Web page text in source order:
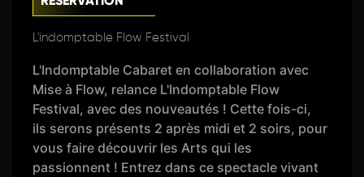
L'indomptable Flow Festival
L'Indomptable Cabaret en collaboration avec
Mise à Flow, relance L'Indomptable Flow
Festival, avec des nouveautés ! Cette fois-ci,
ils serons présents 2 après midi et 2 soirs, pour
vous faire découvrir les Arts qui les
passionnent ! Entrez dans ce spectacle vivant